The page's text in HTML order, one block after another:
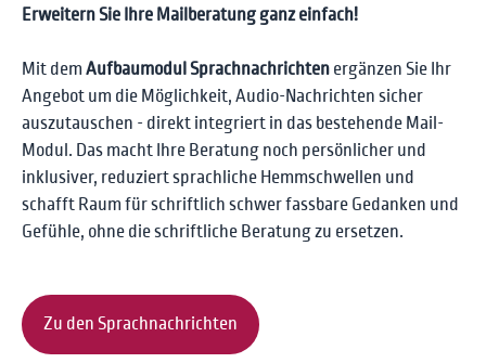
Erweitern Sie Ihre Mailberatung ganz einfach!
Mit dem Aufbaumodul Sprachnachrichten ergänzen Sie Ihr
Angebot um die Möglichkeit, Audio-Nachrichten sicher
auszutauschen - direkt integriert in das bestehende Mail-
Modul. Das macht Ihre Beratung noch persönlicher und
inklusiver, reduziert sprachliche Hemmschwellen und
schafft Raum für schriftlich schwer fassbare Gedanken und
Gefühle, ohne die schriftliche Beratung zu ersetzen.
Zu den Sprachnachrichten